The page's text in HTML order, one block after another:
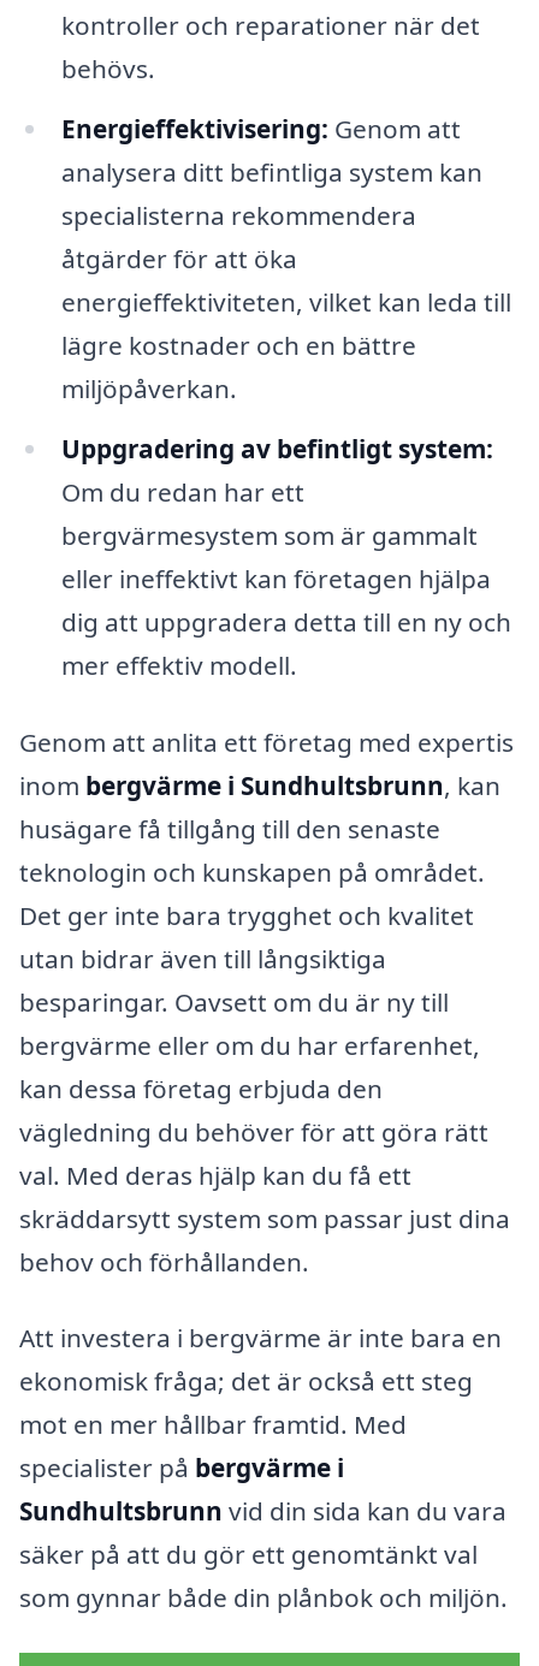
kontroller och reparationer när det
behövs.
Energieffektivisering: Genom att
analysera ditt befintliga system kan
specialisterna rekommendera
åtgärder för att öka
energieffektiviteten, vilket kan leda till
lägre kostnader och en bättre
miljöpåverkan.
Uppgradering av befintligt system:
Om du redan har ett
bergvärmesystem som är gammalt
eller ineffektivt kan företagen hjälpa
dig att uppgradera detta till en ny och
mer effektiv modell.
Genom att anlita ett företag med expertis
inom bergvärme i Sundhultsbrunn, kan
husägare få tillgång till den senaste
teknologin och kunskapen på området.
Det ger inte bara trygghet och kvalitet
utan bidrar även till långsiktiga
besparingar. Oavsett om du är ny till
bergvärme eller om du har erfarenhet,
kan dessa företag erbjuda den
vägledning du behöver för att göra rätt
val. Med deras hjälp kan du få ett
skräddarsytt system som passar just dina
behov och förhållanden.
Att investera i bergvärme är inte bara en
ekonomisk fråga; det är också ett steg
mot en mer hållbar framtid. Med
specialister på bergvärme i
Sundhultsbrunn vid din sida kan du vara
säker på att du gör ett genomtänkt val
som gynnar både din plånbok och miljön.